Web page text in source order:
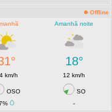
Offline
Amanhã noite
18°
km/h 12 km/h
OSO
SO
-